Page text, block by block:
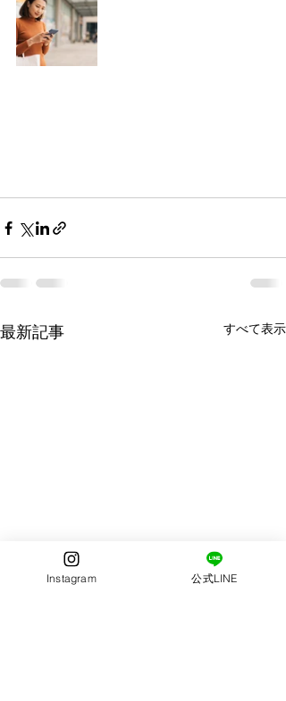
最新記事 すべて表示
Instagram 公式LINE